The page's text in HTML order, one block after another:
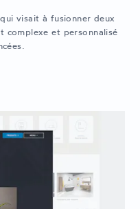
visait à fusionner deux
complexe et personnalisé